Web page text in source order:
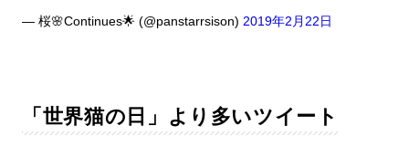
— 桜🌸Continues🌟 (@panstarrsison) 2019年2月22日
「世界猫の日」より多いツイート